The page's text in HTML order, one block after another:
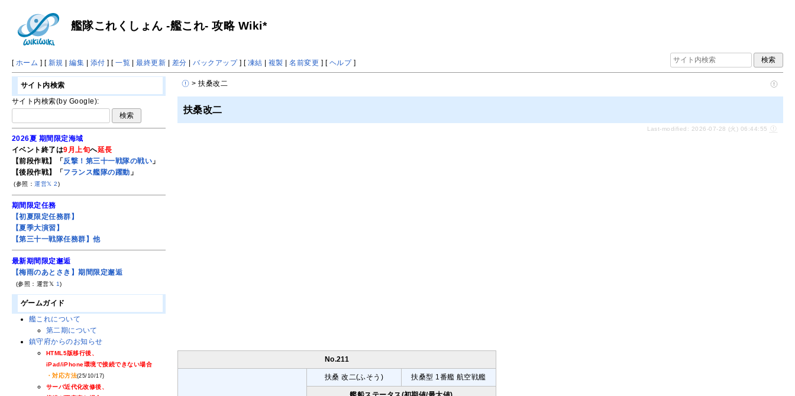
艦隊これくしょん -艦これ- 攻略 Wiki*
[ ホーム ] [ 新規 |編集 | 添付 ] [一覧 |最終更新 | 差分 |バックアップ] [ 凍結 | 複製 |名前変更 ] [ ヘルプ]
> 扶桑改二
扶桑改二
Last-modified: 2026-07-28 (火) 06:44:55
No.211
扶桑 改二(ふそう) 扶桑型 1番艦 航空戦艦
サイト内検索
サイト内検索(by Google):
2026夏 期間限定海域
イベント終了は9月上旬へ延長
【前段作戦】「 反撃！第三十一戦隊の戦い 」
【後段作戦】「 フランス艦隊の躍動 」
(参照：運営𝕏 2)
期間限定任務
【初夏限定任務群】
【夏季大演習】
【第三十一戦隊任務群】他
最新期間限定邂逅
【梅雨のあとさき】期間限定邂逅
(参照：運営𝕏 1)
ゲームガイド
艦これについて
第二期について
鎮守府からのお知らせ
HTML5版移行後、
iPad/iPhone環境で接続できない場合
・対応方法(25/10/17)
サーバ近代化改修後、